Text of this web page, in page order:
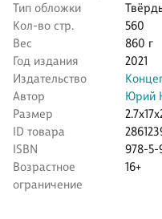
Тип обложки
Кол-во стр.
560
Вес
860 г
Год издания
2021
Издательство
Автор
Юрий
Размер
ID товара
ISBN
978-5-
Возрастное
ограничение
16+